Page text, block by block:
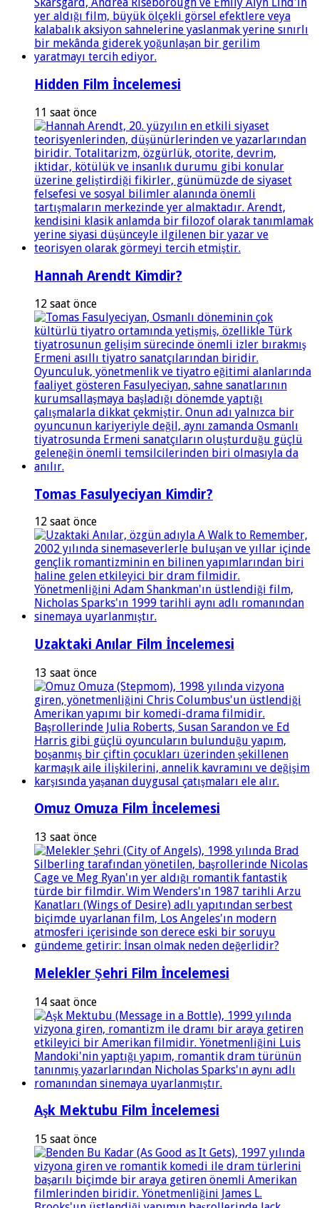
Hidden Film İncelemesi
11 saat önce
Hannah Arendt Kimdir?
12 saat önce
Tomas Fasulyeciyan Kimdir?
12 saat önce
Uzaktaki Anılar Film İncelemesi
13 saat önce
Omuz Omuza Film İncelemesi
13 saat önce
Melekler Şehri Film İncelemesi
14 saat önce
Aşk Mektubu Film İncelemesi
15 saat önce